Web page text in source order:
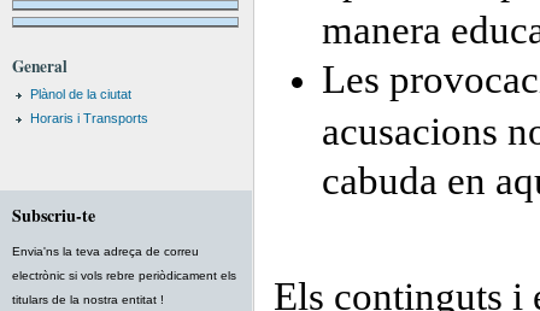
General
Plànol de la ciutat
Horaris i Transports
Subscriu-te
Envia'ns la teva adreça de correu
electrònic si vols rebre periòdicament els
titulars de la nostra entitat !
manera
Les
acusacions
cabuda en
Els continguts i